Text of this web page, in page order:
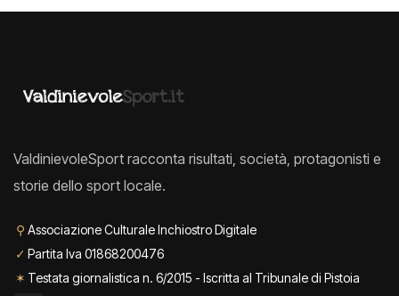
ValdinievoleSport racconta risultati, società, protagonisti e
storie dello sport locale.
⚲ Associazione Culturale Inchiostro Digitale
✓ Partita Iva 01868200476
✶ Testata giornalistica n. 6/2015 - Iscritta al Tribunale di Pistoia